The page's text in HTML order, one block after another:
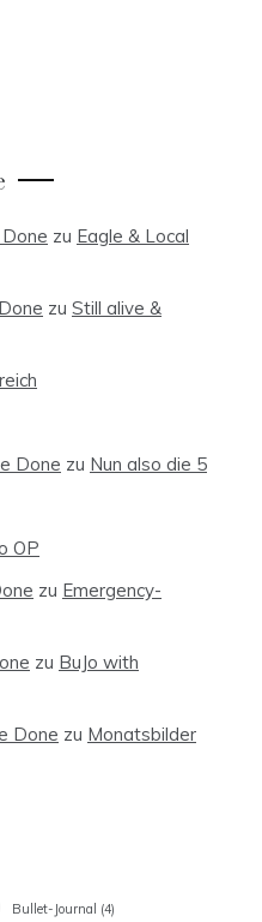
zu Eagle & Local
zu Still alive &
Done zu Nun also die 5
OP
zu Emergency-
zu BuJo with
Done zu Monatsbilder
Bullet-Journal (4)